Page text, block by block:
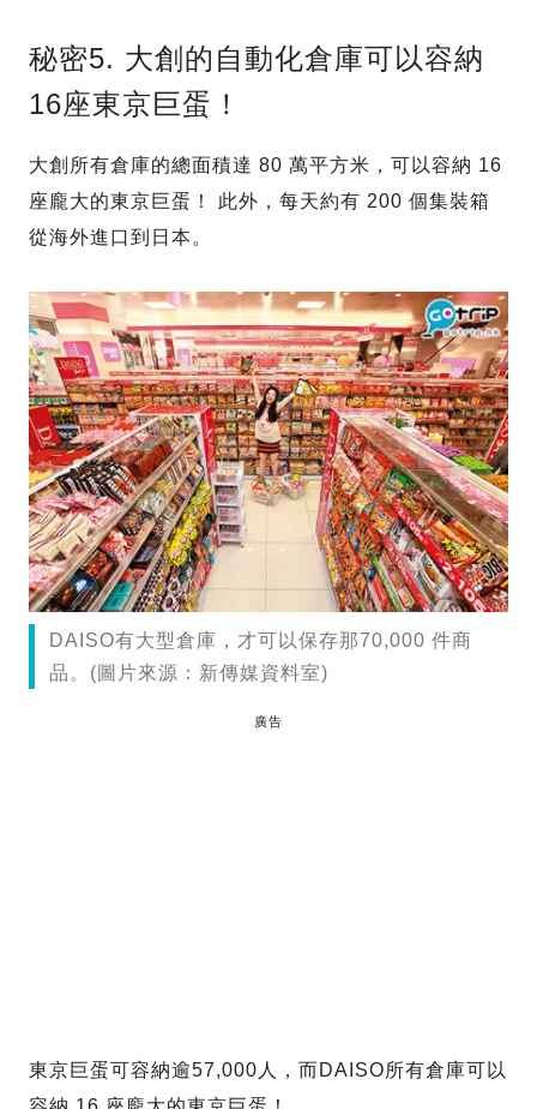
秘密5. 大創的自動化倉庫可以容納
16座東京巨蛋！
大創所有倉庫的總面積達 80 萬平方米，可以容納 16
座龐大的東京巨蛋！ 此外，每天約有 200 個集裝箱
從海外進口到日本。
DAISO有大型倉庫，才可以保存那70,000 件商
品。(圖片來源：新傳媒資料室)
廣告
東京巨蛋可容納逾57,000人，而DAISO所有倉庫可以